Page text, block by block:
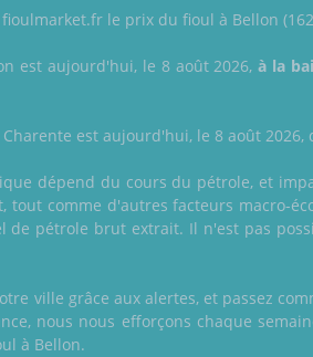
le prix du fioul à Bellon
est aujourd'hui, le 8 août 2026,à la
est aujourd'hui, le 8 août
dépend du cours du pétrole, et
tout comme d'autres facteurs macro-
de pétrole brut extrait. Il n'est pas
ville grâce aux alertes, et passez
nous nous efforçons chaque
à Bellon.